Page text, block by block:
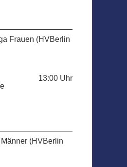
Frauen (HVBerlin
13:00 Uhr
(HVBerlin